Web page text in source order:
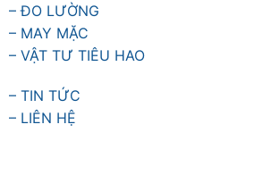
– ĐO LƯỜNG
– MAY MẶC
– VẬT TƯ TIÊU HAO
– TIN TỨC
– LIÊN HỆ